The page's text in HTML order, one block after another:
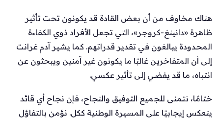
هناك مخاوف من أن بعض القادة قد يكونون تحت تأثير
ظاهرة «دانينغ-كروجر»، التي تجعل الأفراد ذوي الكفاءة
المحدودة يبالغون في تقدير قدراتهم. كما يشير آدم غرانت
إلى أن المتفاخرين غالبًا ما يكونون غير آمنين ويبحثون عن
انتباه، ما قد يفضي إلى تأثير عكسي.
ختامًا، نتمنى للجميع التوفيق والنجاح، فإن نجاح أي قائد
ينعكس إيجابيًا على المسيرة الوطنية ككل. نؤمن بالتفاؤل